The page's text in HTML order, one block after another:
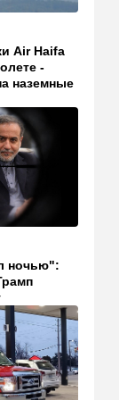
Петах-
с
ШАБАК
Air Haifa
-
наземные
ночью":